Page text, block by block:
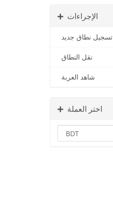
الإجراءات
تسجيل نطاق جديد
نقل النطاق
شاهد العربة
اختر العملة